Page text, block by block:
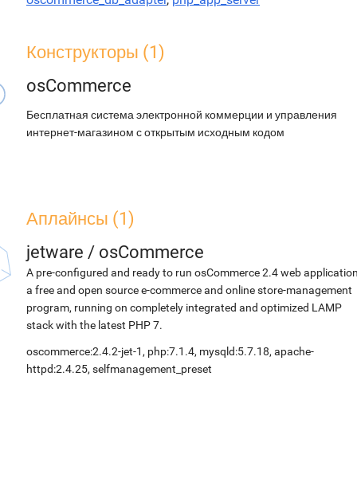
Конструкторы (1)
osCommerce
Бесплатная система электронной коммерции и управления
интернет-магазином с открытым исходным кодом
Аплайнсы (1)
jetware / osCommerce
A pre-configured and ready to run osCommerce 2.4 web
a free and open source e-commerce and online store-management
program, running on completely integrated and optimized LAMP
stack with the latest PHP 7.
oscommerce:2.4.2-jet-1, php:7.1.4, mysqld:5.7.18, apache-
httpd:2.4.25, selfmanagement_preset